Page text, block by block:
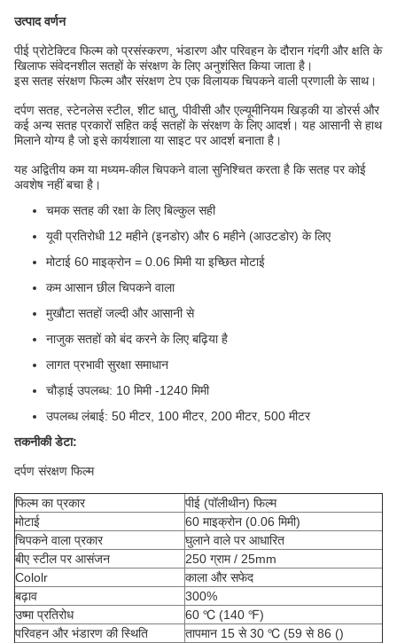
उत्पाद वर्णन
पीई प्रोटेक्टिव फिल्म को प्रसंस्करण, भंडारण और परिवहन के दौरान गंदगी और क्षति के
खिलाफ संवेदनशील सतहों के संरक्षण के लिए अनुशंसित किया जाता है।
इससतह संरक्षण फिल्म और संरक्षण टेप एक विलायक चिपकने वाली प्रणाली के साथ।
दर्पण सतह, स्टेनलेस स्टील, शीट धातु, पीवीसी और एल्यूमीनियम खिड़की या डोरर्स और
कई अन्य सतह प्रकारों सहित कई सतहों के संरक्षण के लिए आदर्श। यह आसानी से हाथ
मिलाने योग्य है जो इसे कार्यशाला या साइट पर आदर्श बनाता है।
यह अद्वितीय कम या मध्यम-कील चिपकने वाला सुनिश्चित करता है कि सतह पर कोई
अवशेष नहीं बचा है।
चमक सतह की रक्षा के लिए बिल्कुल सही
यूवी प्रतिरोधी 12 महीने (इनडोर) और 6 महीने (आउटडोर) के लिए
मोटाई 60 माइक्रोन = 0.06 मिमी या इच्छित मोटाई
कम आसान छील चिपकने वाला
मुखौटा सतहों जल्दी और आसानी से
नाजुक सतहों को बंद करने के लिए बढ़िया है
लागत प्रभावी सुरक्षा समाधान
चौड़ाई उपलब्ध: 10 मिमी -1240 मिमी
उपलब्ध लंबाई: 50 मीटर, 100 मीटर, 200 मीटर, 500 मीटर
तकनीकी डेटा:
दर्पण संरक्षण फिल्म
फिल्म का प्रकार
पीई (पॉलीथीन) फिल्म
मोटाई
60 माइक्रोन (0.06 मिमी)
चिपकने वाला प्रकार
घुलाने वाले पर आधारित
बीए स्टील पर आसंजन
250 ग्राम / 25mm
Cololr
काला और सफेद
बढ़ाव
300%
उष्मा प्रतिरोध
60 ℃ (140 ℉)
परिवहन और भंडारण की स्थिति
तापमान 15 से 30 ℃ (59 से 86 ()